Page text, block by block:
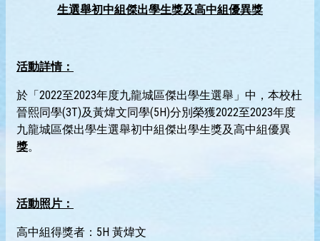
生選舉初中組傑出學生獎及高中組優異獎
活動詳情：
於「2022至2023年度九龍城區傑出學生選舉」中，本校杜
晉熙同學(3T)及黃煒文同學(5H)分別榮獲2022至2023年度
九龍城區傑出學生選舉初中組傑出學生獎及高中組優異
獎。
活動照片：
高中組得獎者：5H 黃煒文